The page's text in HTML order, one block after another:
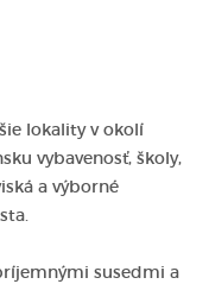
lokality v okolí
vybavenosť, školy,
a výborné
susedmi a